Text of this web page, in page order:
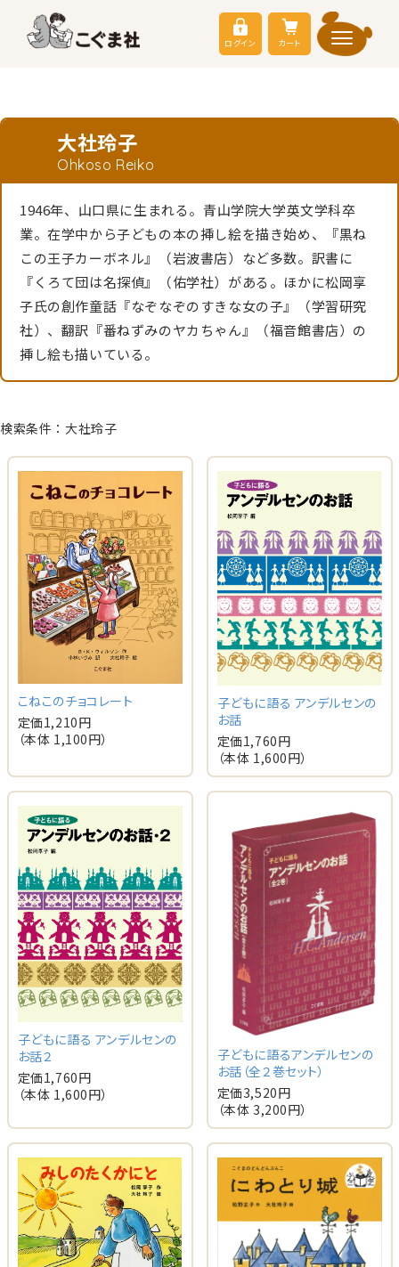
ログイン カート
大社玲子
Ohkoso Reiko
1946年、山口県に生まれる。青山学院大学英文学科卒
業。在学中から子どもの本の挿し絵を描き始め、『黒ね
この王子カーボネル』（岩波書店）など多数。訳書に
『くろて団は名探偵』（佑学社）がある。ほかに松岡享
子氏の創作童話『なぞなぞのすきな女の子』（学習研究
社）、翻訳『番ねずみのヤカちゃん』（福音館書店）の
挿し絵も描いている。
検索条件：大社玲子
こねこのチョコレート
定価1,210円
（本体 1,100円）
子どもに語る アンデルセンの
お話
定価1,760円
（本体 1,600円）
子どもに語る アンデルセンの
お話２
定価1,760円
（本体 1,600円）
子どもに語るアンデルセンの
お話（全２巻セット）
定価3,520円
（本体 3,200円）